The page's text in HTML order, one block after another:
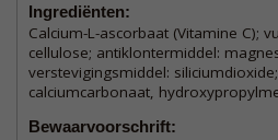
Ingrediënten:
Calcium-L-ascorbaat (Vitamine C);
cellulose; antiklontermiddel:
verstevigingsmiddel:
calciumcarbonaat,
Bewaarvoorschrift: